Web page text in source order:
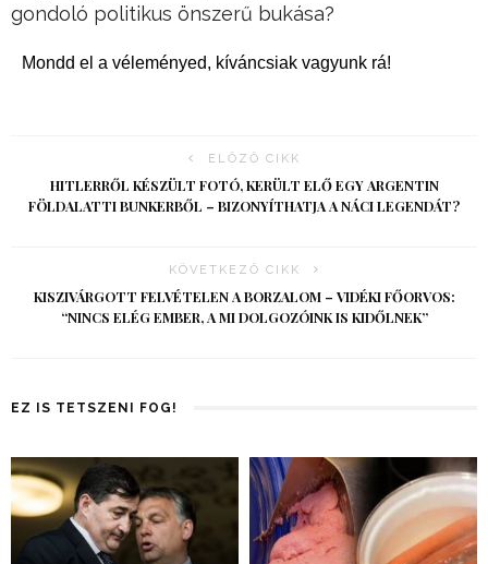
gondoló politikus önszerű bukása?
Mondd el a véleményed, kíváncsiak vagyunk rá!
ELŐZŐ CIKK
HITLERRŐL KÉSZÜLT FOTÓ, KERÜLT ELŐ EGY ARGENTIN
FÖLDALATTI BUNKERBŐL – BIZONYÍTHATJA A NÁCI LEGENDÁT?
KÖVETKEZŐ CIKK
KISZIVÁRGOTT FELVÉTELEN A BORZALOM – VIDÉKI FŐORVOS:
“NINCS ELÉG EMBER, A MI DOLGOZÓINK IS KIDŐLNEK”
EZ IS TETSZENI FOG!